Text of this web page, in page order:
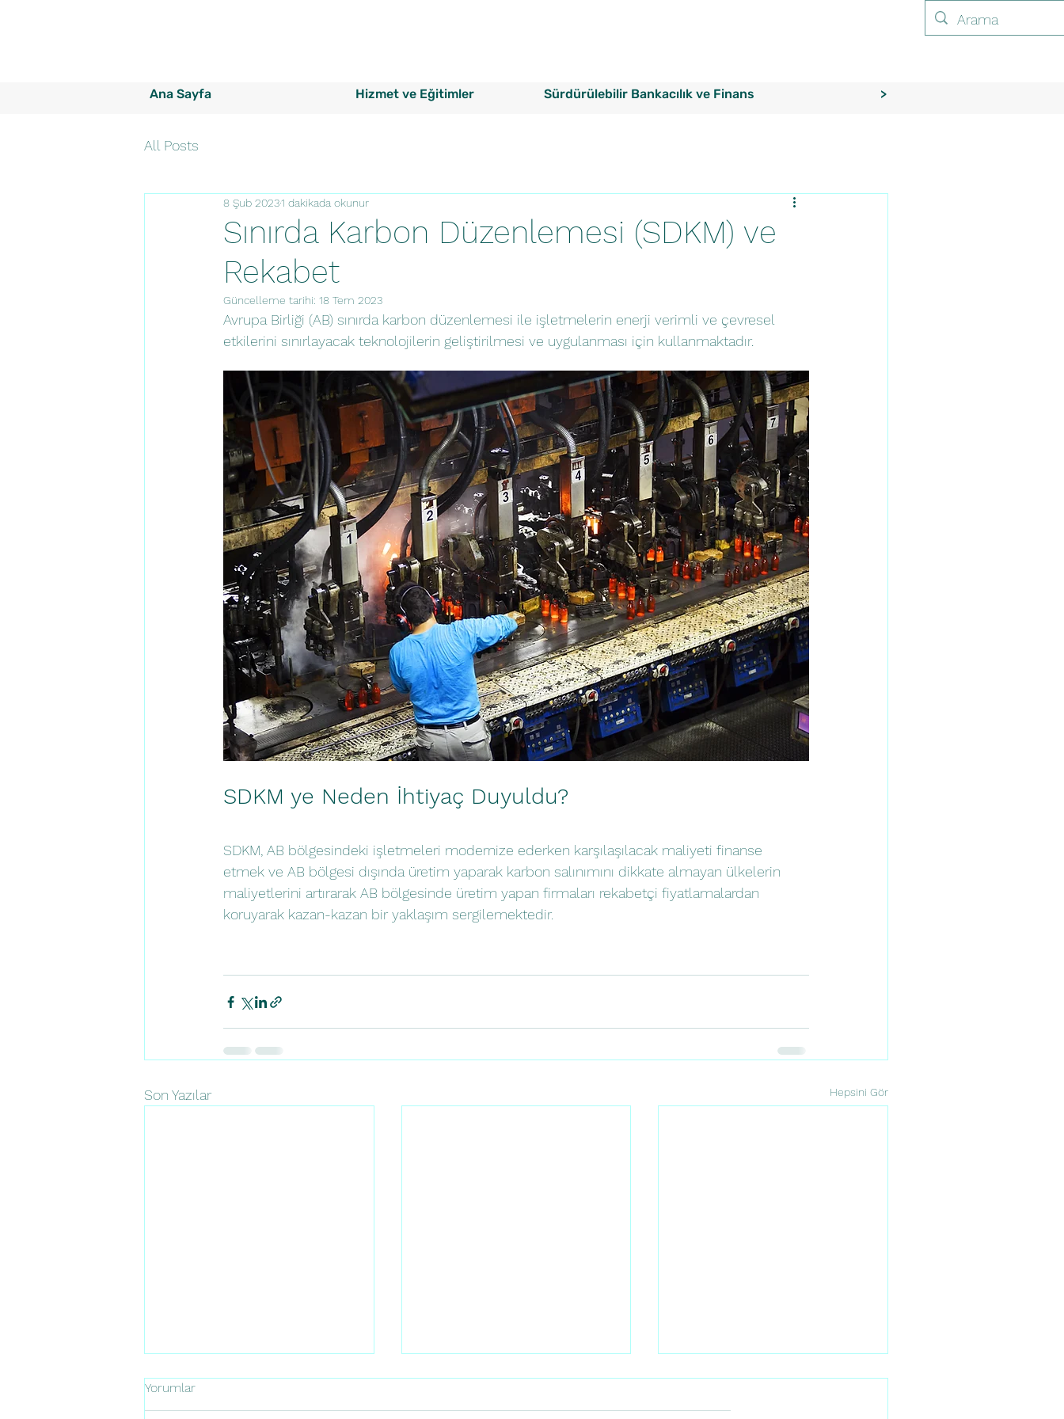
Ana Sayfa Hizmet ve Eğitimler Sürdürülebilir Bankacılık ve Finans >
All Posts
Sınırda Karbon Düzenlemesi (SDKM) ve
Rekabet
8 Şub 20231 dakikada okunur
Güncelleme tarihi: 18 Tem 2023
Avrupa Birliği (AB) sınırda karbon düzenlemesi ile işletmelerin enerji verimli ve çevresel
etkilerini sınırlayacak teknolojilerin geliştirilmesi ve uygulanması için kullanmaktadır.
SDKM ye Neden İhtiyaç Duyuldu?
SDKM, AB bölgesindeki işletmeleri modernize ederken karşılaşılacak maliyeti finanse
etmek ve AB bölgesi dışında üretim yaparak karbon salınımını dikkate almayan ülkelerin
maliyetlerini artırarak AB bölgesinde üretim yapan firmaları rekabetçi fiyatlamalardan
koruyarak kazan-kazan bir yaklaşım sergilemektedir.
Son Yazılar Hepsini Gör
Yorumlar